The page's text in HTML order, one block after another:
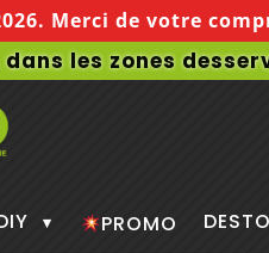
. Merci de votre
les zones
PROMO